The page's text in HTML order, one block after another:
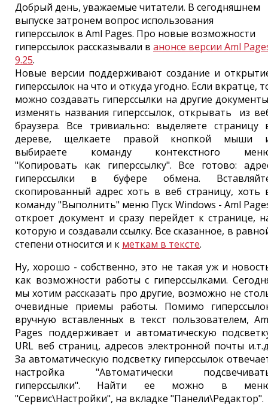
Добрый день, уважаемые читатели. В сегодняшнем
выпуске затронем вопрос использования
гиперссылок в Aml Pages. Про новые возможности
гиперссылок рассказывали в анонсе версии Aml
9.25.
Новые версии поддерживают создание и
гиперссылок на что и откуда угодно. Если вкратце,
можно создавать гиперссылки на другие
изменять названия гиперссылок, открывать из
браузера. Все тривиально: выделяете страницу
дереве, щелкаете правой кнопкой мыши
выбираете команду контекстного
"Копировать как гиперссылку". Все готово:
гиперссылки в буфере обмена.
скопированный адрес хоть в веб страницу, хоть
команду "Выполнить" меню Пуск Windows - Aml
откроет документ и сразу перейдет к странице,
которую и создавали ссылку. Все сказанное, в
степени относится и к меткам в тексте.
Ну, хорошо - собственно, это не такая уж и
как возможности работы с гиперссылками.
мы хотим рассказать про другие, возможно не
очевидные приемы работы. Помимо
вручную вставленных в текст пользователем,
Pages поддерживает и автоматическую
URL веб страниц, адресов электронной почты
За автоматическую подсветку гиперссылок
настройка "Автоматически
гиперссылки". Найти ее можно в
"Сервис\Настройки", на вкладке "Панели\Редактор".